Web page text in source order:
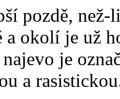
pozdě,
a okolí je už
je
a